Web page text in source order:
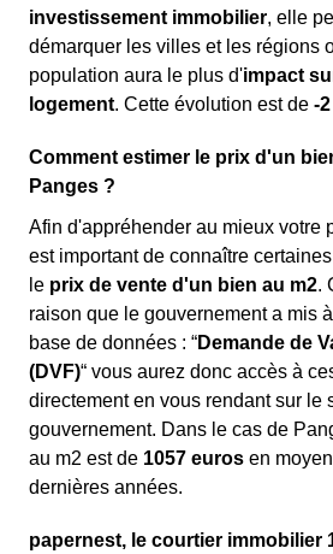
investissement immobilier, elle
démarquer les villes et les régions
population aura le plus d'impact
logement. Cette évolution est de -
Comment estimer le prix d'un
Panges ?
Afin d'appréhender au mieux votre
est important de connaître
le prix de vente d'un bien au m2.
raison que le gouvernement a mis
base de données : “Demande de
(DVF)“ vous aurez donc accès à
directement en vous rendant sur le
gouvernement. Dans le cas de
au m2 est de 1057 euros en
dernières années.
papernest, le courtier immobilier